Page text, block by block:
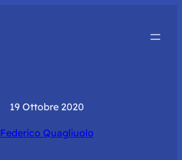
19 Ottobre 2020
Federico Quagliuolo